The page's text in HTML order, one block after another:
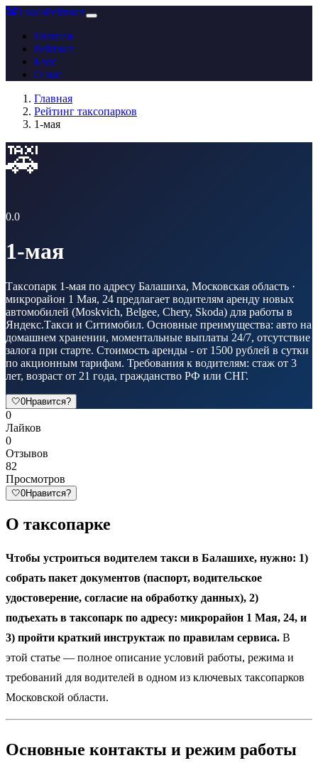
🚕ТаксоРейтинг
Главная
Рейтинг
Блог
О нас
Главная
Рейтинг таксопарков
1-мая
🚕
0.0
1-мая
Таксопарк 1-мая по адресу Балашиха, Московская область ·
микрорайон 1 Мая, 24 предлагает водителям аренду новых
автомобилей (Moskvich, Belgee, Chery, Skoda) для работы в
Яндекс.Такси и Ситимобил. Основные преимущества: авто на
домашнем хранении, моментальные выплаты 24/7, отсутствие
залога при старте. Стоимость аренды - от 1500 рублей в сутки
по акционным тарифам. Требования к водителям: стаж от 3
лет, возраст от 21 года, гражданство РФ или СНГ.
🤍0Нравится?
0
Лайков
0
Отзывов
82
Просмотров
🤍0Нравится?
О таксопарке
Чтобы устроиться водителем такси в Балашихе, нужно: 1)
собрать пакет документов (паспорт, водительское
удостоверение, согласие на обработку данных), 2)
подъехать в таксопарк по адресу: микрорайон 1 Мая, 24, и
3) пройти краткий инструктаж по правилам сервиса. В
этой статье — полное описание условий работы, режима и
требований для водителей в одном из ключевых таксопарков
Московской области.
Основные контакты и режим работы